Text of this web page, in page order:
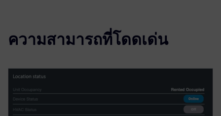
ความสามารถที่โดดเด่น